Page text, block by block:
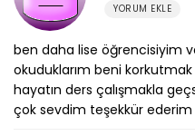
YORUM EKLE
ben daha lise öğrencisiyim
okuduklarım beni
hayatın ders çalışmakla
çok sevdim teşekkür ederim